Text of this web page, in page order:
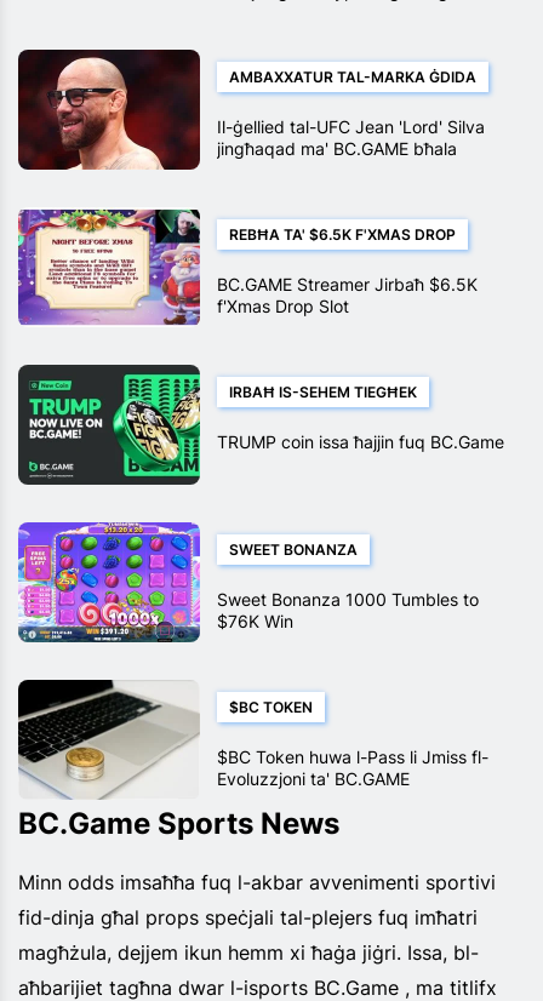
AMBAXXATUR TAL-MARKA ĠDIDA
Il-ġellied tal-UFC Jean 'Lord' Silva
jingħaqad ma' BC.GAME bħala
REBĦA TA' $6.5K F'XMAS DROP
BC.GAME Streamer Jirbaħ $6.5K
f'Xmas Drop Slot
IRBAĦ IS-SEHEM TIEGĦEK
TRUMP coin issa ħajjin fuq BC.Game
SWEET BONANZA
Sweet Bonanza 1000 Tumbles to
$76K Win
$BC TOKEN
$BC Token huwa l-Pass li Jmiss fl-
Evoluzzjoni ta' BC.GAME
BC.Game Sports News
Minn odds imsaħħa fuq l-akbar avvenimenti sportivi
fid-dinja għal props speċjali tal-plejers fuq imħatri
magħżula, dejjem ikun hemm xi ħaġa jiġri. Issa, bl-
aħbarijiet tagħna dwar l-isports BC.Game , ma titlifx